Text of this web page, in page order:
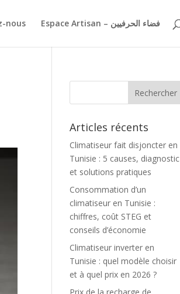
nous Espace Artisan – فضاء الحرفيين
Articles récents
Climatiseur fait disjoncter en
Tunisie : 5 causes, diagnostic
et solutions pratiques
Consommation d’un
climatiseur en Tunisie :
chiffres, coût STEG et
conseils d’économie
Climatiseur inverter en
Tunisie : quel modèle choisir
et à quel prix en 2026 ?